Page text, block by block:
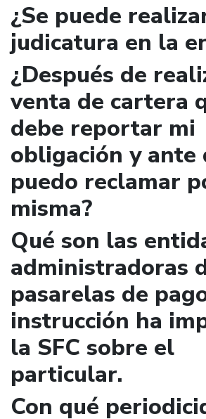
¿Se puede
judicatura en la
¿Después de
venta de cartera
debe reportar mi
obligación y ante
puedo reclamar
misma?
Qué son las
administradoras
pasarelas de
instrucción ha
la SFC sobre el
particular.
Con qué